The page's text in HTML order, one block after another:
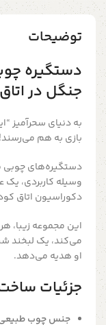
توضیحات
دستگیره
جنگل در
به دنیای سحرآمیز
بازی به هم می‌رسند!
دستگیره‌های چوبی
وسیله کاربردی، یک
دکوراسیون اتاق
این مجموعه زیبا،
می‌کند، یک لبخند
او هدیه می‌دهد.
جزئیات
جنس چوب